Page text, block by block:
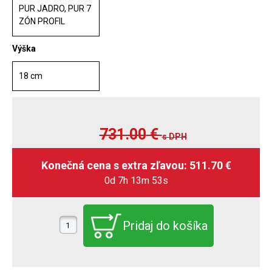
PUR JADRO, PUR 7
ZÓN PROFIL
Výška
18 cm
731.00€s DPH
0d 7h 13m 51s